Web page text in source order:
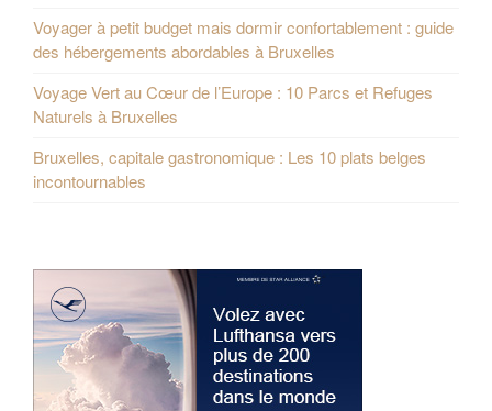
Voyager à petit budget mais dormir confortablement : guide
des hébergements abordables à Bruxelles
Voyage Vert au Cœur de l’Europe : 10 Parcs et Refuges
Naturels à Bruxelles
Bruxelles, capitale gastronomique : Les 10 plats belges
incontournables